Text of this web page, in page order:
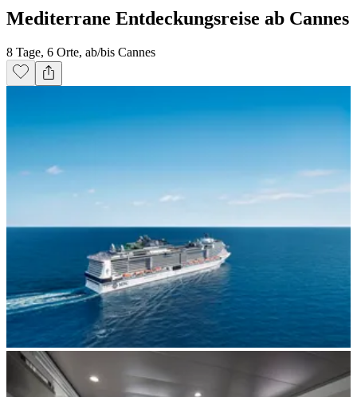
Mediterrane Entdeckungsreise ab Cannes
8 Tage, 6 Orte, ab/bis Cannes